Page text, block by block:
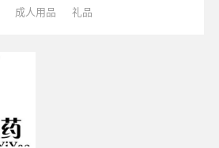
成人用品 礼品